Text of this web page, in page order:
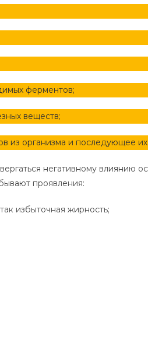
ферментов;
веществ;
из организма и последующее
негативному влиянию
проявления:
избыточная жирность;